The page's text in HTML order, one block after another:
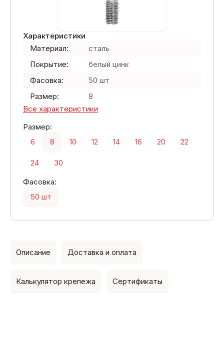
Характеристики
Материал:
сталь
Покрытие:
белый цинк
Фасовка:
50 шт
Размер:
8
Все характеристики
Размер:
6
8 10 12 14 16 20 22
24
30
Фасовка:
50 шт
Описание Доставка и оплата
Калькулятор крепежа Сертификаты